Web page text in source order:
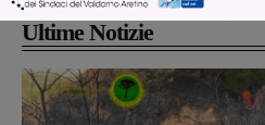
Ultime Notizie